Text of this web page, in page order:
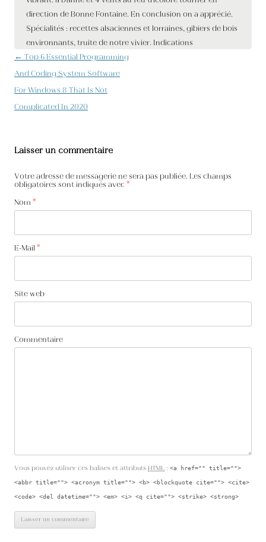
Navigation des articles
← Top 6 Essential Programming
And Coding System Software
For Windows 8 That Is Not
Complicated In 2020
Laisser un commentaire
Votre adresse de messagerie ne sera pas publiée. Les champs
obligatoires sont indiqués avec *
Nom *
E-Mail *
Site web
Commentaire
Vous pouvez utiliser ces balises et attributs HTML : <a href="" title="">
<abbr title=""> <acronym title=""> <b> <blockquote cite=""> <cite>
<code> <del datetime=""> <em> <i> <q cite=""> <strike> <strong>